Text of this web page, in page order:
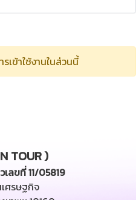
เข้าใช้งานในส่วนนี้
TOUR )
ลขที่ 11/05819
ศรษฐกิจ